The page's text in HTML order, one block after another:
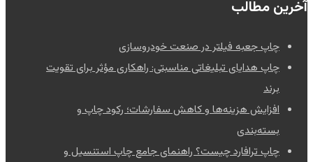
آخرین مطالب
چاپ جعبه فیلتر در صنعت خودروسازی
چاپ هدایای تبلیغاتی مناسبتی: راهکاری مؤثر برای تقویت
برند
افزایش هزینه‌ها و کاهش سفارشات؛ رکود چاپ و
بسته‌بندی
چاپ ترافارد چیست؟ راهنمای جامع چاپ استنسیل و